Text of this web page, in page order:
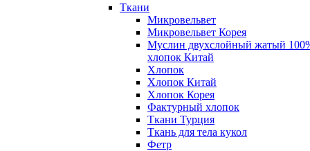
Ткани
Микровельвет
Микровельвет Корея
Муслин двухслойный жатый
хлопок Китай
Хлопок
Хлопок Китай
Хлопок Корея
Фактурный хлопок
Ткани Турция
Ткань для тела кукол
Фетр